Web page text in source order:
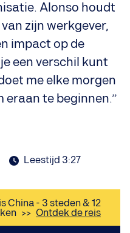
Alonso houdt
zijn werkgever,
impact op de
een verschil kunt
me elke morgen
eraan te beginnen.”
Leestijd 3:27
China - 3 steden & 12
>> Ontdek de reis